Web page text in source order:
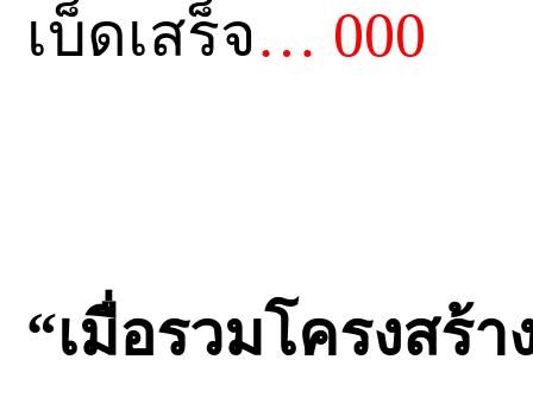
เบ็ดเสร็จ… 000
“เมื่อรวมโครงสร้